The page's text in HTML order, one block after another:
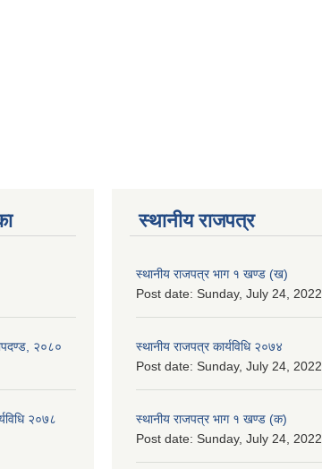
२०८०
२०७८
स्थानीय राजपत्र
स्थानीय राजपत्र भाग १ खण्ड (ख)
Post date: Sunday, July 24,
स्थानीय राजपत्र कार्यविधि २०७४
Post date: Sunday, July 24,
स्थानीय राजपत्र भाग १ खण्ड (क)
Post date: Sunday, July 24,